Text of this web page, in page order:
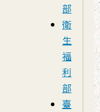
部
衛
生
福
利
部
臺